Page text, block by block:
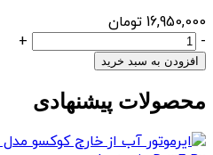
16,950,000 تومان
سرویتور
چکاوک
FG3
-
+
افزودن به سبد خرید
محصولات پیشنهادی